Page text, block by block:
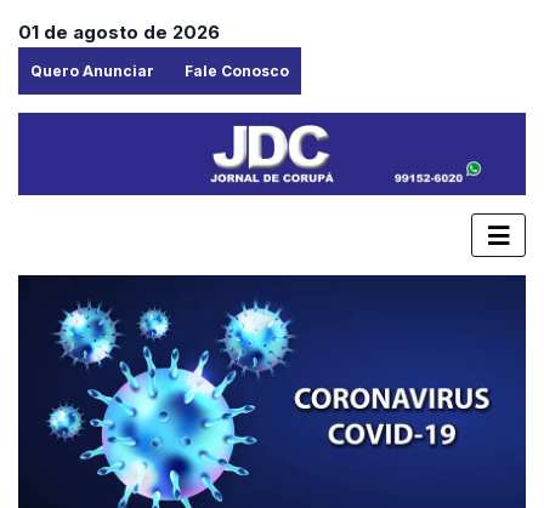
01 de agosto de 2026
Quero Anunciar Fale Conosco